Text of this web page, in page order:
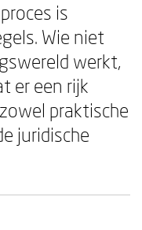
is
Wie niet
werkt,
er een rijk
praktische
juridische